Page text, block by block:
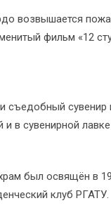
возвышается
фильм «12
съедобный
в сувенирной
был освящён в
клуб РГАТУ.